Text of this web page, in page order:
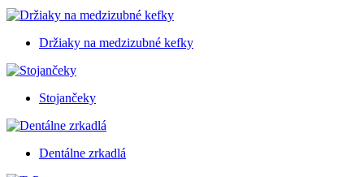
Držiaky na medzizubné kefky
Stojančeky
Dentálne zrkadlá